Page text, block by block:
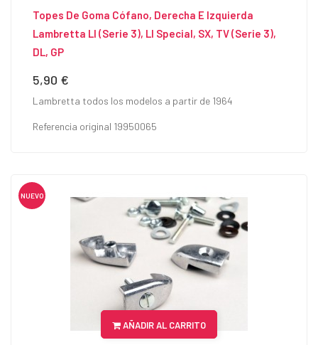
Topes De Goma Cófano, Derecha E Izquierda
Lambretta LI (serie 3), LI Special, SX, TV (serie 3),
DL, GP
Precio
5,90 €
Lambretta todos los modelos a partir de 1964
Referencia original 19950065
NUEVO
AÑADIR AL CARRITO